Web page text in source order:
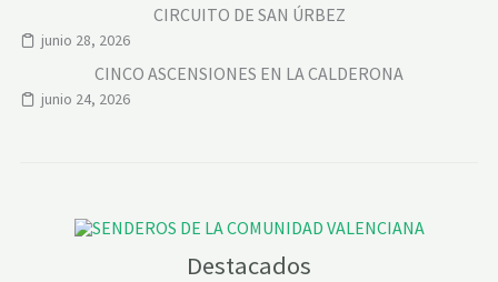
CIRCUITO DE SAN ÚRBEZ
junio 28, 2026
CINCO ASCENSIONES EN LA CALDERONA
junio 24, 2026
Destacados